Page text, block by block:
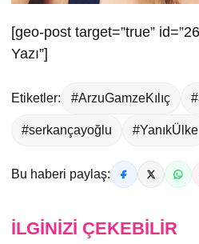
[geo-post target=”true”
Yazı”]
Etiketler: #ArzuGamzeKılıç
#serkançayoğlu #YanıkÜlke
Bu haberi paylaş:
İLGINIZI ÇEKEBILIR